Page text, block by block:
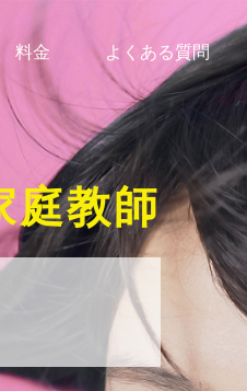
料金 よくある質問
庭教師